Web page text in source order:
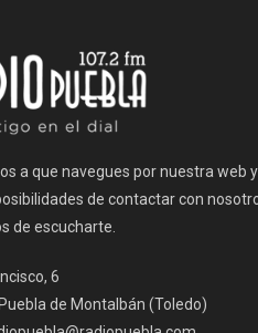
a que navegues por nuestra web
de contactar con
de escucharte.
6
de Montalbán (Toledo)